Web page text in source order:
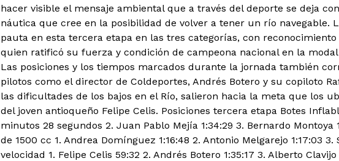
hacer visible el mensaje ambiental que a través del deporte se deja
náutica que cree en la posibilidad de volver a tener un río navegable.
pauta en esta tercera etapa en las tres categorías, con
quien ratificó su fuerza y condición de campeona nacional en la
Las posiciones y los tiempos marcados durante la jornada también
pilotos como el director de Coldeportes, Andrés Botero y su copiloto
las dificultades de los bajos en el Río, salieron hacia la meta que los
del joven antioqueño Felipe Celis. Posiciones tercera etapa Botes
minutos 28 segundos 2. Juan Pablo Mejía 1:34:29 3. Bernardo Montoya
de 1500 cc 1. Andrea Domínguez 1:16:48 2. Antonio Melgarejo 1:17:03 3.
velocidad 1. Felipe Celis 59:32 2. Andrés Botero 1:35:17 3. Alberto